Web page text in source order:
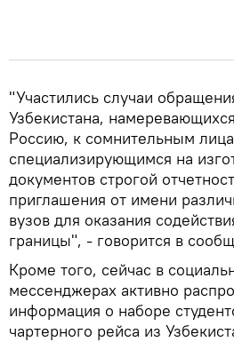
"Участились случаи
Узбекистана,
Россию, к сомнительным
специализирующимся на
документов строгой
приглашения от имени
вузов для оказания
границы", - говорится в
Кроме того, сейчас в
мессенджерах активно
информация о наборе
чартерного рейса из